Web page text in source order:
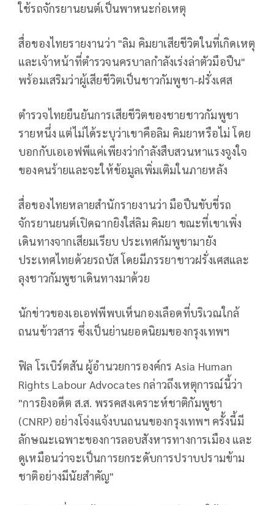
ใช้รถจักรยานยนต์เป็นพาหนะก่อเหตุ
สื่อของไทยรายงานว่า "ลิม คิมยาเสียชีวิตในที่เกิดเหตุ
และเจ้าหน้าที่ตำรวจนครบาลกำลังเร่งล่าตัวมือปืน"
พร้อมเสริมว่าผู้เสียชีวิตเป็นชาวกัมพูชา-ฝรั่งเศส
ตำรวจไทยยืนยันการเสียชีวิตของชายชาวกัมพูชา
รายหนึ่ง แต่ไม่ได้ระบุว่าเขาคือลิม คิมยาหรือไม่ โดย
บอกกับเอเอฟพีแค่เพียงว่ากำลังสืบสวนหาแรงจูงใจ
ของคนร้ายและจะให้ข้อมูลเพิ่มเติมในภายหลัง
สื่อของไทยหลายสำนักรายงานว่า มือปืนขับขี่รถ
จักรยานยนต์เปิดฉากยิงใส่ลิม คิมยา ขณะที่เขาเพิ่ง
เดินทางจากเสียมเรียบ ประเทศกัมพูชามายัง
ประเทศไทยด้วยรถบัส โดยมีภรรยาชาวฝรั่งเศสและ
ลุงชาวกัมพูชาเดินทางมาด้วย
นักข่าวของเอเอฟพีพบเห็นกองเลือดที่บริเวณใกล้
ถนนข้าวสาร ซึ่งเป็นย่านยอดนิยมของกรุงเทพฯ
ฟิล โรเบิร์ตสัน ผู้อำนวยการองค์กร Asia Human
Rights Labour Advocates กล่าวถึงเหตุการณ์นี้ว่า
"การยิงอดีต ส.ส. พรรคสงเคราะห์ชาติกัมพูชา
(CNRP) อย่างโจ่งแจ้งบนถนนของกรุงเทพฯ ครั้งนี้มี
ลักษณะเฉพาะของการลอบสังหารทางการเมือง และ
ดูเหมือนว่าจะเป็นการยกระดับการปราบปรามข้าม
ชาติอย่างมีนัยสำคัญ"